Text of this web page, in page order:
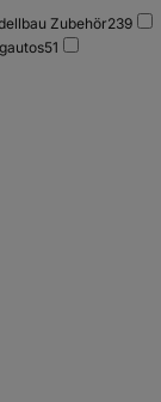
Zubehör239
51